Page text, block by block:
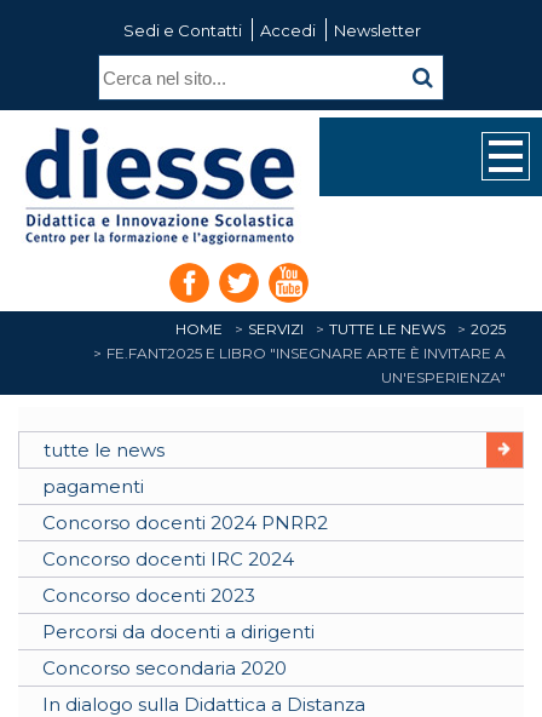
Sedi e Contatti Accedi Newsletter
HOME SERVIZI TUTTE LE NEWS
2025
FE.FANT2025 E LIBRO "INSEGNARE ARTE È INVITARE A
UN'ESPERIENZA"
tutte le news
pagamenti
Concorso docenti 2024 PNRR2
Concorso docenti IRC 2024
Concorso docenti 2023
Percorsi da docenti a dirigenti
Concorso secondaria 2020
In dialogo sulla Didattica a Distanza